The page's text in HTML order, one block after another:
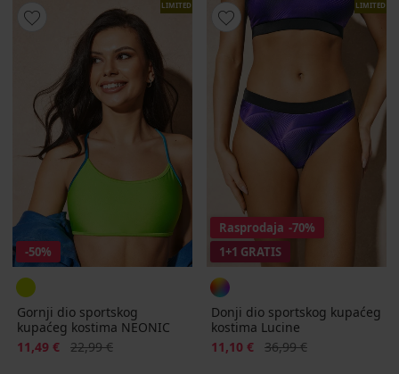
LIMITED
-50%
Gornji dio sportskog
kupaćeg kostima NEONIC
Popust
11,49 € Prvobitna cijena
22,99 €
LIMITED
Rasprodaja -70%
1+1 GRATIS
Donji dio sportskog kupaćeg
kostima Lucine
Popust
11,10 € Prvobitna cijena
36,99 €